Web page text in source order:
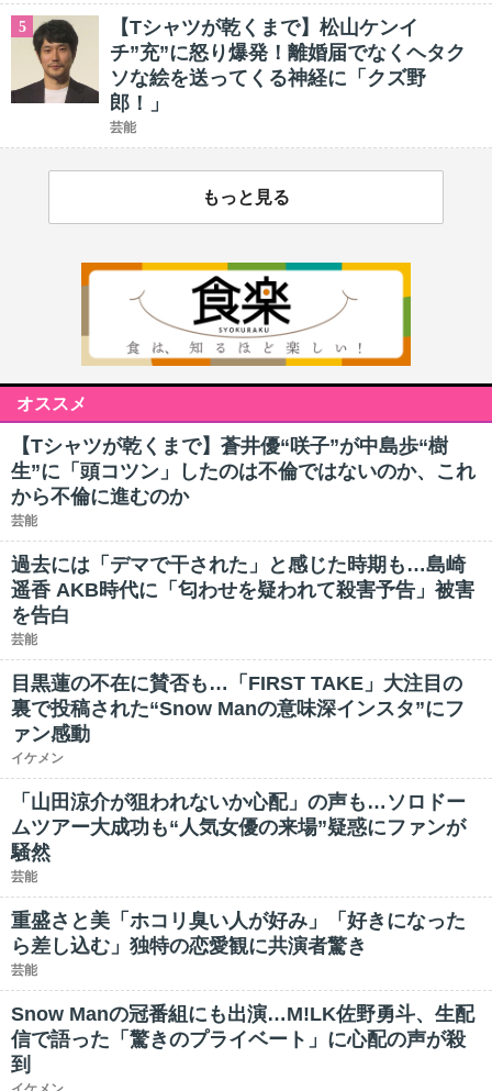
5
【Tシャツが乾くまで】松山ケンイ
チ”充”に怒り爆発！離婚届でなくヘタク
ソな絵を送ってくる神経に「クズ野
郎！」
芸能
もっと見る
オススメ
【Tシャツが乾くまで】蒼井優“咲子”が中島歩“樹
生”に「頭コツン」したのは不倫ではないのか、これ
から不倫に進むのか
芸能
過去には「デマで干された」と感じた時期も…島崎
遥香 AKB時代に「匂わせを疑われて殺害予告」被害
を告白
芸能
目黒蓮の不在に賛否も…「FIRST TAKE」大注目の
裏で投稿された“Snow Manの意味深インスタ”にフ
ァン感動
イケメン
「山田涼介が狙われないか心配」の声も…ソロドー
ムツアー大成功も“人気女優の来場”疑惑にファンが
騒然
芸能
重盛さと美「ホコリ臭い人が好み」「好きになった
ら差し込む」独特の恋愛観に共演者驚き
芸能
Snow Manの冠番組にも出演…M!LK佐野勇斗、生配
信で語った「驚きのプライベート」に心配の声が殺
到